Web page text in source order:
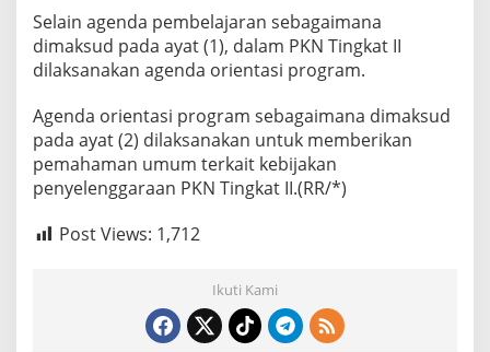
Selain agenda pembelajaran sebagaimana
dimaksud pada ayat (1), dalam PKN Tingkat II
dilaksanakan agenda orientasi program.
Agenda orientasi program sebagaimana dimaksud
pada ayat (2) dilaksanakan untuk memberikan
pemahaman umum terkait kebijakan
penyelenggaraan PKN Tingkat II.(RR/*)
Post Views: 1,712
Ikuti Kami